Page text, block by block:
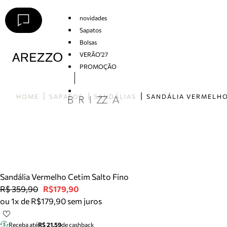
novidades
Sapatos
Bolsas
VERÃO'27
PROMOÇÃO
HOME SAPATOS SANDÁLIAS
Sandália Vermelho Cetim Salto Fino
R$ 359,90 R$179,90
ou 1x de R$179,90 sem juros
Receba atéR$ 21,59de cashback